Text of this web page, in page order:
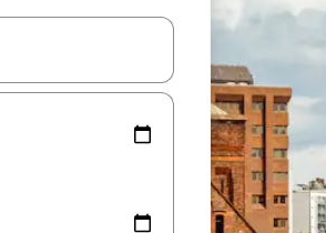
navigiere mit den Pfeiltasten nach